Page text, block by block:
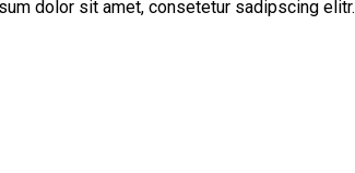
dolor sit amet, consetetur sadipscing elitr.